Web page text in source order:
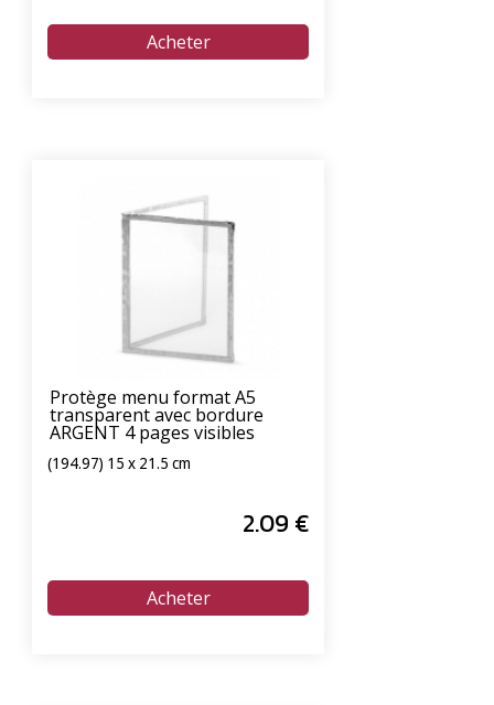
Protège menu format A5
transparent avec bordure
ARGENT 4 pages visibles
(194.97) 15 x 21.5 cm
2.09 €